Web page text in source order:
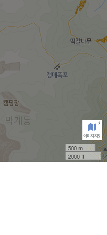
500 m
2000 ft